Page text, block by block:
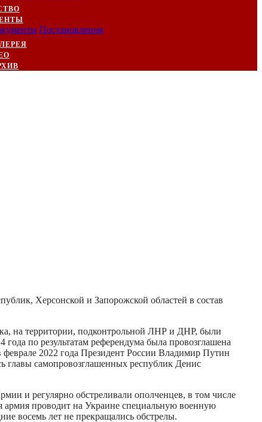
Постановления
Херсонской и Запорожской областей в состав
на территории, подконтрольной ЛНР и ДНР, были
по результатам референдума была провозглашена
2022 года Президент России Владимир Путин
главы самопровозглашенных республик Денис
и регулярно обстреливали ополченцев, в том числе
армия проводит на Украине специальную военную
восемь лет не прекращались обстрелы.